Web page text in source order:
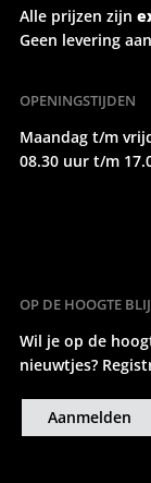
Alle prijzen zijn
Geen levering
OPENINGSTIJDEN
Maandag t/m
08.30 uur t/m
OP DE HOOGTE
Wil je op de
nieuwtjes?
Aanmelden